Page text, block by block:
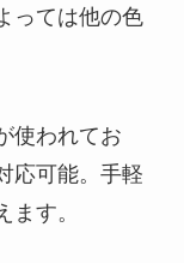
っては他の色
使われてお
応可能。手軽
す。